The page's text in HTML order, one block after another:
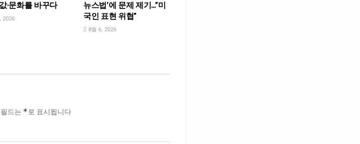
·문화를 바꾸다
2026
뉴스법’에 문제 제기…”미
국인 표현 위협”
8월 6, 2026
드는 *로 표시됩니다